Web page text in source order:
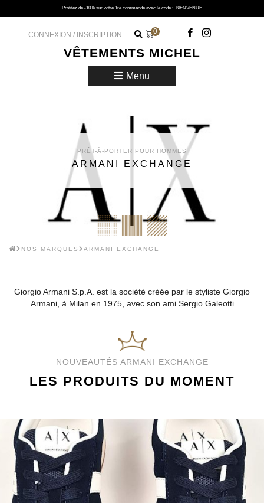
Profitez de -10% sur votre 1re commande avec le code : BIENVENUE
VÊTEMENTS MICHEL
CONNEXION / INSCRIPTION 0
Menu
PRÊT-À-PORTER POUR HOMMES
ARMANI EXCHANGE
NOS MARQUES ARMANI EXCHANGE
Giorgio Armani S.p.A. est la société créée par le styliste Giorgio
Armani, à Milan en 1975, avec son ami Sergio Galeotti
NOUVEAUTÉS ARMANI EXCHANGE
LES PRODUITS DU MOMENT
ARMANI EXCHANGE